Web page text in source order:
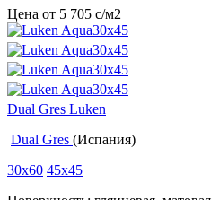
Цена от 5 705 c/м2
Dual Gres Luken
Dual Gres (Испания)
30x60 45x45